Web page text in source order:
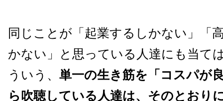
同じことが「起業するしかない」「
かない」と思っている人達にも当て
ういう、 単一の生き筋を「コスパが
ら吹聴している人達は、 そのとおり